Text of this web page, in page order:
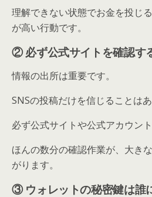
理解できない状態でお金を投じ
が高い行動です。
② 必ず公式サイトを確認す
情報の出所は重要です。
SNSの投稿だけを信じることはあ
必ず公式サイトや公式アカウント
ほんの数分の確認作業が、大き
がります。
③ ウォレットの秘密鍵は誰